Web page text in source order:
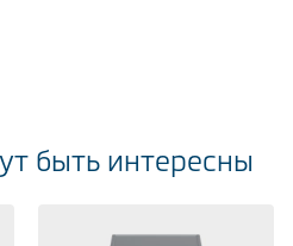
быть интересны